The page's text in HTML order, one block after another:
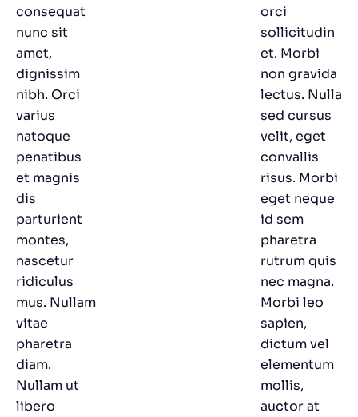
consequat
nunc sit
amet,
dignissim
nibh. Orci
varius
natoque
penatibus
et magnis
dis
parturient
montes,
nascetur
ridiculus
mus. Nullam
vitae
pharetra
diam.
Nullam ut
libero
orci
sollicitudin
et. Morbi
non gravida
lectus. Nulla
sed cursus
velit, eget
convallis
risus. Morbi
eget neque
id sem
pharetra
rutrum quis
nec magna.
Morbi leo
sapien,
dictum vel
elementum
mollis,
auctor at